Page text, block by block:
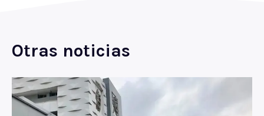
Otras noticias